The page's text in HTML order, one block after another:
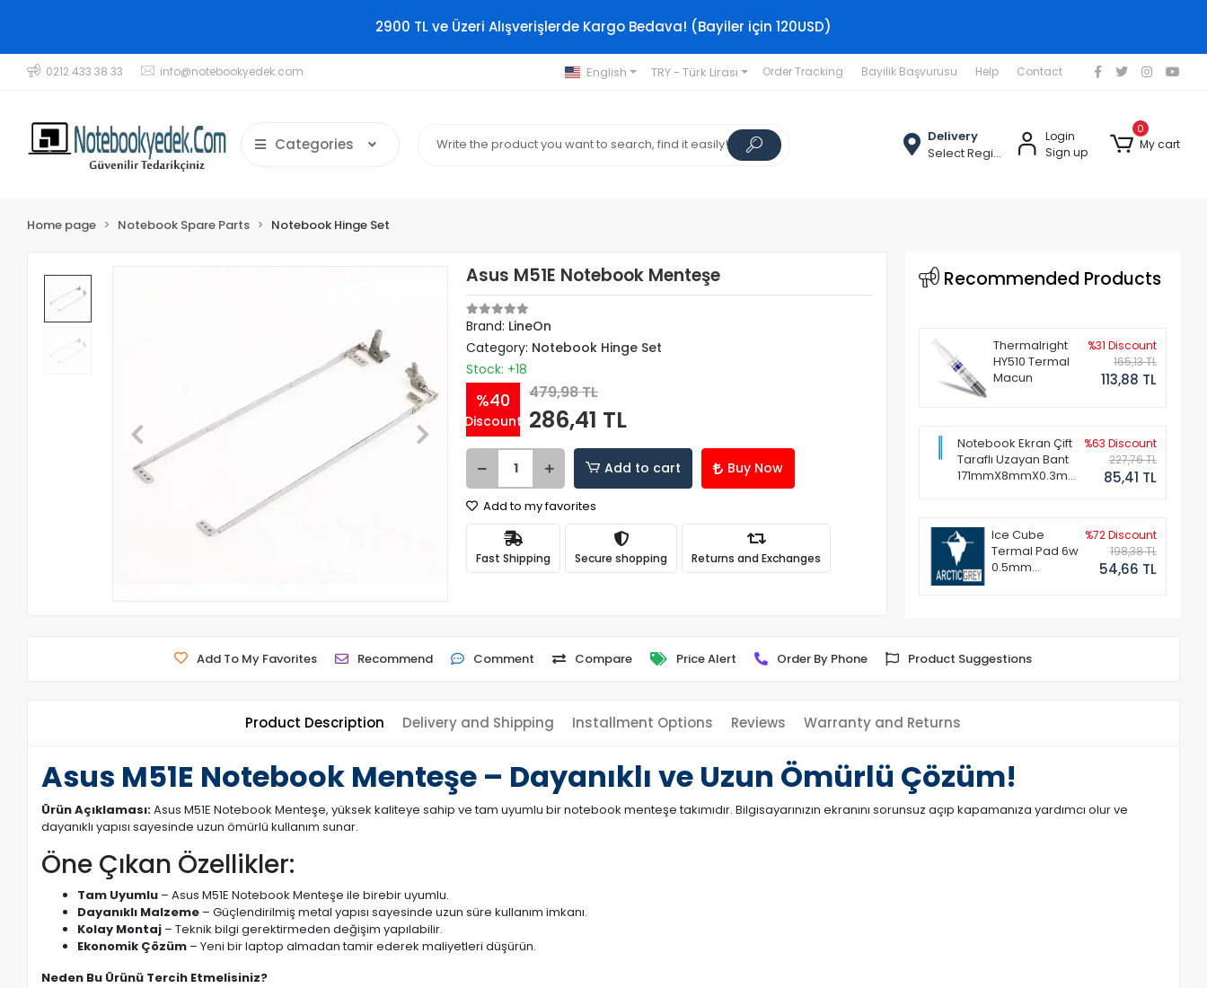
2900 TL ve Üzeri Alışverişlerde Kargo Bedava! (Bayiler için 120USD)
0212 433 38 33 info@notebookyedek.com English TRY - Türk Lirası Order Tracking Bayilik Başvurusu Help Contact
Categories
Delivery
Select Region
Login
Sign up
0
My cart
Home page Notebook Spare Parts Notebook Hinge Set
Asus M51E Notebook Menteşe
Brand: LineOn
Category: Notebook Hinge Set
Stock: +18
%40
Discount
479,98 TL
286,41 TL
Add to cart Buy Now
Add to my favorites
Fast Shipping Secure shopping Returns and Exchanges
Recommended Products
Thermalright
HY510 Termal
Macun
%31 Discount
165,13 TL
113,88 TL
Notebook Ekran Çift
Taraflı Uzayan Bant
171mmX8mmX0.3mm
%63 Discount
227,76 TL
85,41 TL
Ice Cube
Termal Pad 6w
0.5mm
%72 Discount
198,38 TL
54,66 TL
Add To My Favorites Recommend Comment Compare Price Alert Order By Phone Product Suggestions
Product Description Delivery and Shipping Installment Options Reviews Warranty and Returns
Asus M51E Notebook Menteşe – Dayanıklı ve Uzun Ömürlü Çözüm!
Ürün Açıklaması:Asus M51E Notebook Menteşe, yüksek kaliteye sahip ve tam uyumlu bir notebook menteşe takımıdır. Bilgisayarınızın ekranını sorunsuz açıp kapamanıza yardımcı olur ve
dayanıklı yapısı sayesinde uzun ömürlü kullanım sunar.
Öne Çıkan Özellikler:
Tam Uyumlu – Asus M51E Notebook Menteşe ile birebir uyumlu.
Dayanıklı Malzeme – Güçlendirilmiş metal yapısı sayesinde uzun süre kullanım imkanı.
Kolay Montaj – Teknik bilgi gerektirmeden değişim yapılabilir.
Ekonomik Çözüm – Yeni bir laptop almadan tamir ederek maliyetleri düşürün.
Neden Bu Ürünü Tercih Etmelisiniz?